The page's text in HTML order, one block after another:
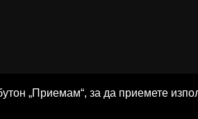
„Приемам“, за да приемете